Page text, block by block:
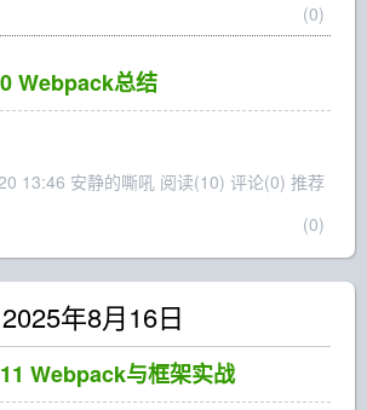
(0)
Webpack总结
13:46 安静的嘶吼 阅读(10) 评论(0) 推荐
(0)
2025年8月16日
Webpack与框架实战